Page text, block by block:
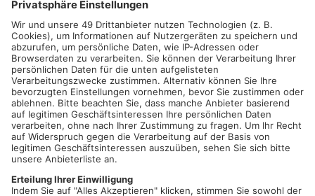
Abteilung, d.h. sie müssen nicht erschrecken, wenn ihre Kinder
auf der Straße „Babba“ zu ihnen sagen. Beide kennen von
Berufs wegen die Menschen und haben sie privat trotzdem
noch lieb. Und beide gehen gerne auf die Bühne, um dieser
Liebe Ausdruck zu verleihen. Nun machen sie es auch noch
gemeinsam. Hier lacht zusammen, was zusammengehört.
Datum und Uhrzeit
Fr. 20. März 2026, 19:30 Uhr - Fr. 20. März 2026, 23:30 Uhr
ICAL GOOGLE YAHOO